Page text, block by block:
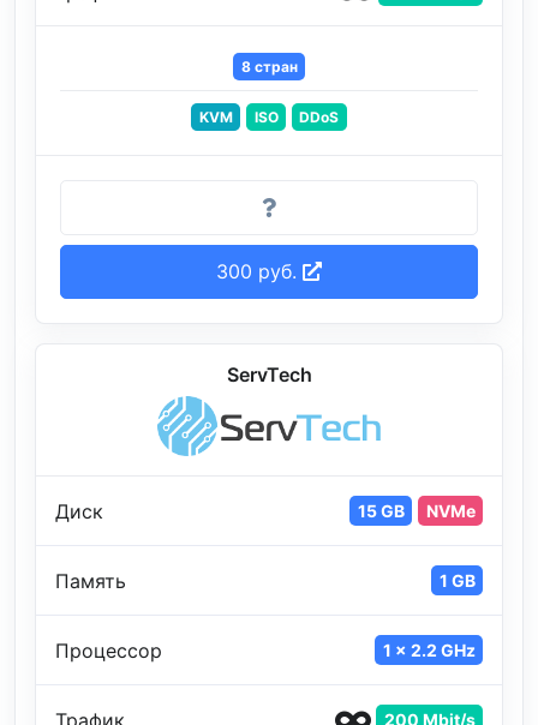
8 стран
KVM ISO DDoS
300 руб.
ServTech
Диск 15 GB NVMe
Память 1 GB
Процессор 1 x 2.2 GHz
Трафик 200 Mbit/s